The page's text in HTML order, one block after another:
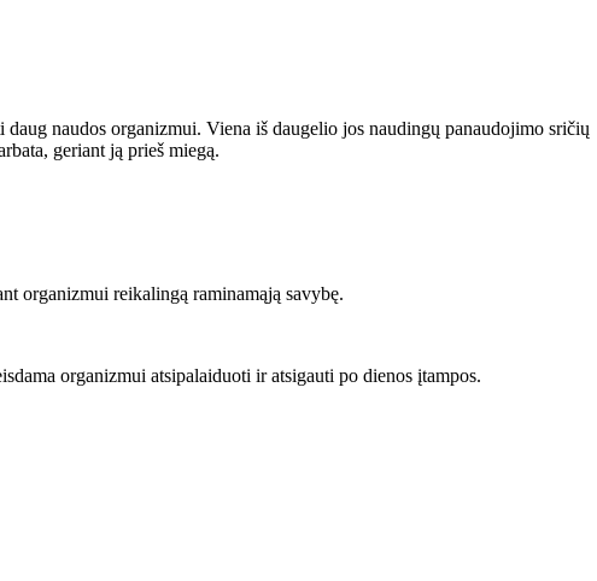
naudos organizmui. Viena iš daugelio jos naudingų panaudojimo sričių
geriant ją prieš miegą.
organizmui reikalingą raminamąją savybę.
organizmui atsipalaiduoti ir atsigauti po dienos įtampos.